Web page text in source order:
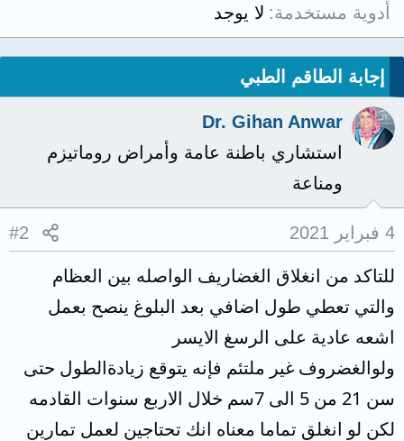
أدوية مستخدمة لا يوجد
إجابة الطاقم الطبي
Dr. Gihan Anwar
استشاري باطنة عامة وأمراض روماتيزم
ومناعة
4 فبراير 2021 #2
للتاكد من انغلاق الغضاريف الواصله بين العظام
والتي تعطي طول اضافي بعد البلوغ ينصح بعمل
اشعه عادية على الرسغ الايسر
ولوالغضروف غير ملتئم فإنه يتوقع زيادةالطول حتى
سن 21 من 5 الى 7سم خلال الاربع سنوات القادمه
لكن لو انغلق تماما معناه انك تحتاجين لعمل تمارين